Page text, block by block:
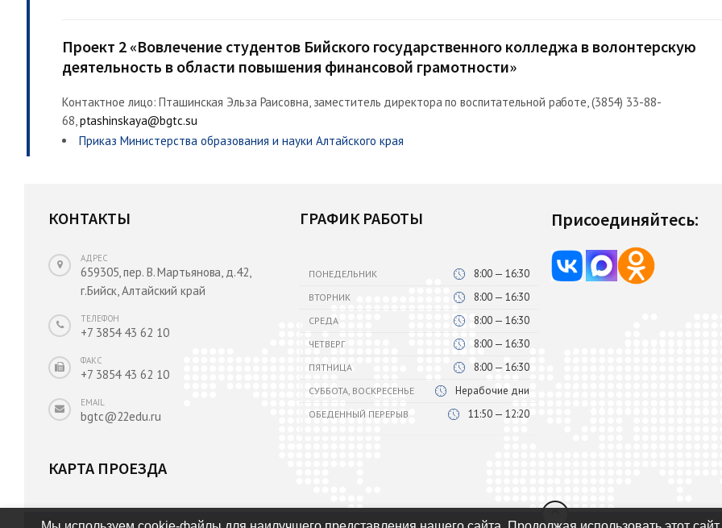
Проект 2 «Вовлечение студентов Бийского государственного колледжа в волонтерскую
деятельность в области повышения финансовой грамотности»
Контактное лицо: Пташинская Эльза Раисовна, заместитель директора по воспитательной работе, (3854) 33-88-
68,ptashinskaya@bgtc.su
Приказ Министерства образования и науки Алтайского края
КОНТАКТЫ
АДРЕС
659305, пер. В. Мартьянова, д.42,
г.Бийск, Алтайский край
ТЕЛЕФОН
+7 3854 43 62 10
ФАКС
+7 3854 43 62 10
EMAIL
bgtc@22edu.ru
ГРАФИК РАБОТЫ
ПОНЕДЕЛЬНИК 8:00 — 16:30
ВТОРНИК 8:00 — 16:30
СРЕДА 8:00 — 16:30
ЧЕТВЕРГ 8:00 — 16:30
ПЯТНИЦА 8:00 — 16:30
СУББОТА, ВОСКРЕСЕНЬЕ Нерабочие дни
ОБЕДЕННЫЙ ПЕРЕРЫВ 11:50 — 12:20
Присоединяйтесь:
КАРТА ПРОЕЗДА